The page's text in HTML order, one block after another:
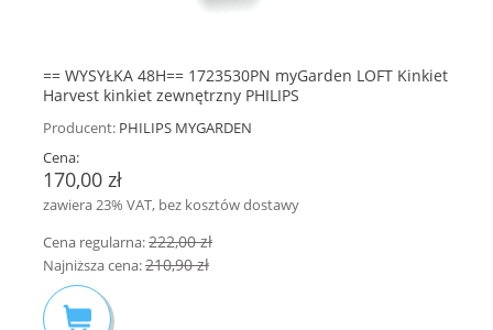
== WYSYŁKA 48H== 1723530PN myGarden LOFT Kinkiet
Harvest kinkiet zewnętrzny PHILIPS
Producent: PHILIPS MYGARDEN
Cena:
170,00 zł
zawiera 23% VAT, bez kosztów dostawy
Cena regularna:222,00 zł
Najniższa cena:210,90 zł